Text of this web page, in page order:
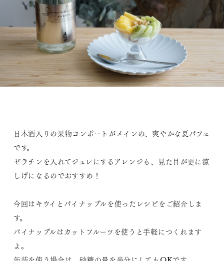
日本酒入りの果物コンポートがメインの、爽やかな夏パフェ
です。
ゼラチンを入れてジュレにするアレンジも、見た目が更に涼
しげになるのでおすすめ！
今回はキウイとパイナップルを使ったレシピをご紹介しま
す。
パイナップルはカットフルーツを使うと手軽につくれます
よ。